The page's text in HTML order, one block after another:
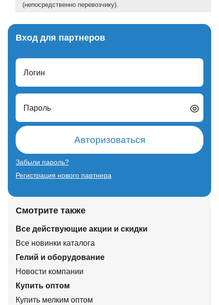
(непосредственно перевозчику).
Вход для партнеров
Логин
Пароль
Авторизоваться
Забыли пароль?
Регистрация нового партнера
Смотрите также
Все действующие акции и скидки
Все новинки каталога
Гелий и оборудование
Новости компании
Купить оптом
Купить мелким оптом